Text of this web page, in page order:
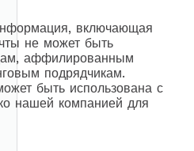
включающая
не может быть
аффилированным
подрядчикам.
быть использована с
нашей компанией для